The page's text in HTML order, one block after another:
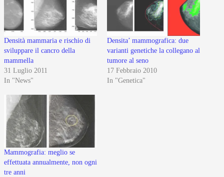
Densità mammaria e rischio di
sviluppare il cancro della
mammella
31 Luglio 2011
In "News"
Densita’ mammografica: due
varianti genetiche la collegano al
tumore al seno
17 Febbraio 2010
In "Genetica"
Mammografia: meglio se
effettuata annualmente, non ogni
tre anni